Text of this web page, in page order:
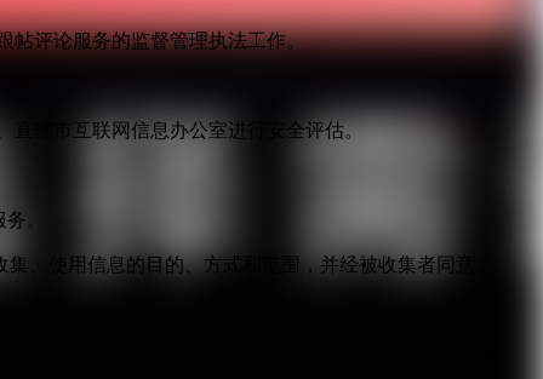
帖评论服务的监督管理执法工作。
辖市互联网信息办公室进行安全评估。
。
、使用信息的目的、方式和范围，并经被收集者同意。